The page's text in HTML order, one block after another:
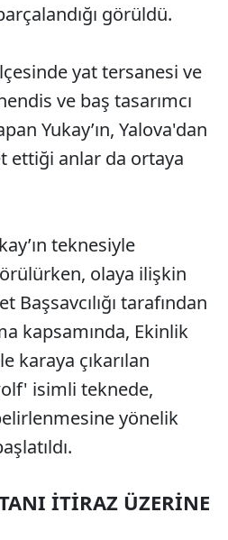
görüldü.
yat tersanesi ve
ve baş tasarımcı
Yukay’ın, Yalova'dan
ettiği anlar da ortaya
teknesiyle
olaya ilişkin
tarafından
kapsamında, Ekinlik
karaya çıkarılan
isimli teknede,
yönelik
İTİRAZ ÜZERİNE